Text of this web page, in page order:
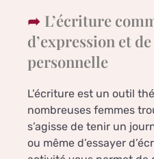
L’écriture
d’expression et
personnelle
L’écriture est un outil
nombreuses femmes
s’agisse de tenir un
ou même d’essayer